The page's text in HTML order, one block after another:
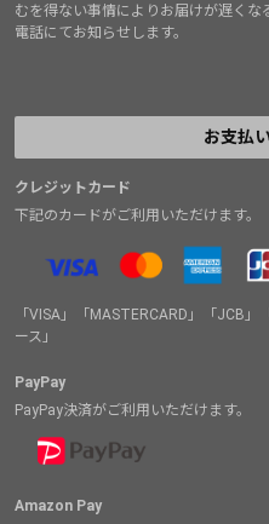
むを得ない事情によりお届けが遅く
電話にてお知らせします。
お支払
クレジットカード
下記のカードがご利用いただけます。
「VISA」「MASTERCARD」「JCB
ース」
PayPay
PayPay決済がご利用いただけます。
Amazon Pay